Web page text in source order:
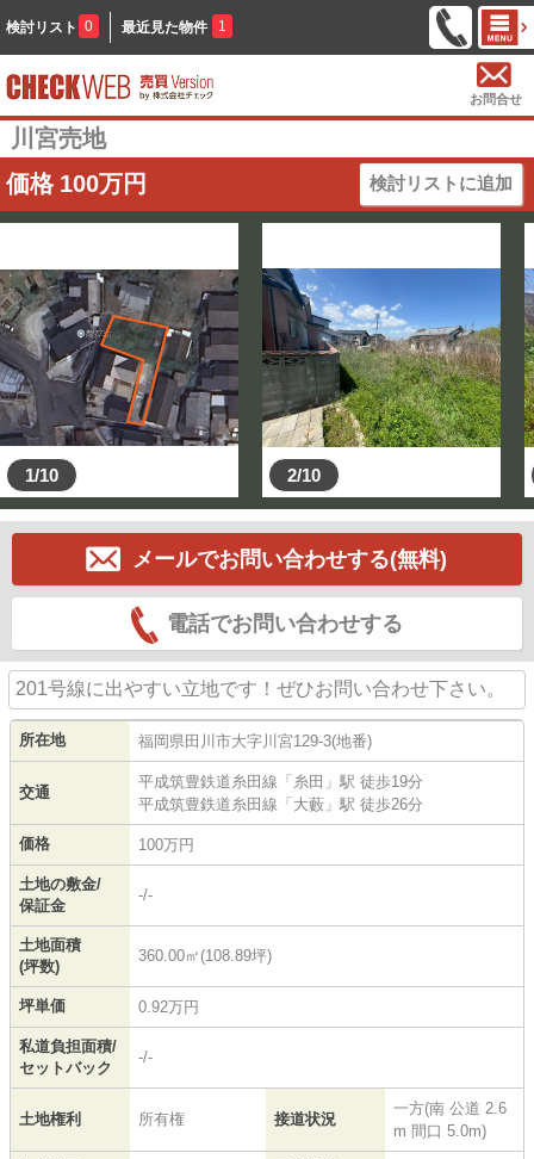
検討リスト 0 最近見た物件 1
お問合せ
川宮売地
価格 100万円 検討リストに追加
1/10 2/10
メールでお問い合わせする(無料)
電話でお問い合わせする
201号線に出やすい立地です！ぜひお問い合わせ下さい。
所在地 福岡県 田川市大字川宮129-3(地番)
交通
平成筑豊鉄道糸田線 「 糸田 」駅 徒歩19分
平成筑豊鉄道糸田線 「 大藪 」駅 徒歩26分
価格 100万円
土地の敷金/
保証金
-/-
土地面積
(坪数)
360.00㎡(108.89坪)
坪単価 0.92万円
私道負担面積/
セットバック
-/-
土地権利 所有権 接道状況
一方(南 公道 2.6
m 間口 5.0m)